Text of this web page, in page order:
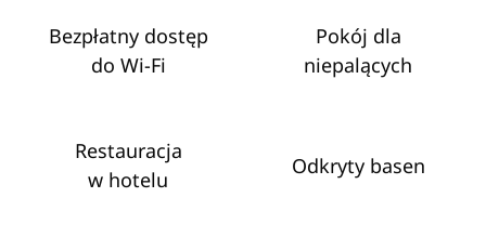
Bezpłatny dostęp
do Wi‑Fi
Pokój dla
niepalących
Restauracja
w hotelu
Odkryty basen